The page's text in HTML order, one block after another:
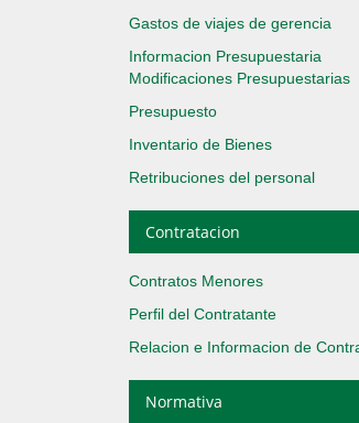
Gastos de viajes de gerencia
Informacion Presupuestaria
Modificaciones Presupuestarias
Presupuesto
Inventario de Bienes
Retribuciones del personal
Contratacion
Contratos Menores
Perfil del Contratante
Relacion e Informacion de
Normativa